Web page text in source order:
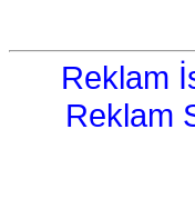
Reklam
Reklam